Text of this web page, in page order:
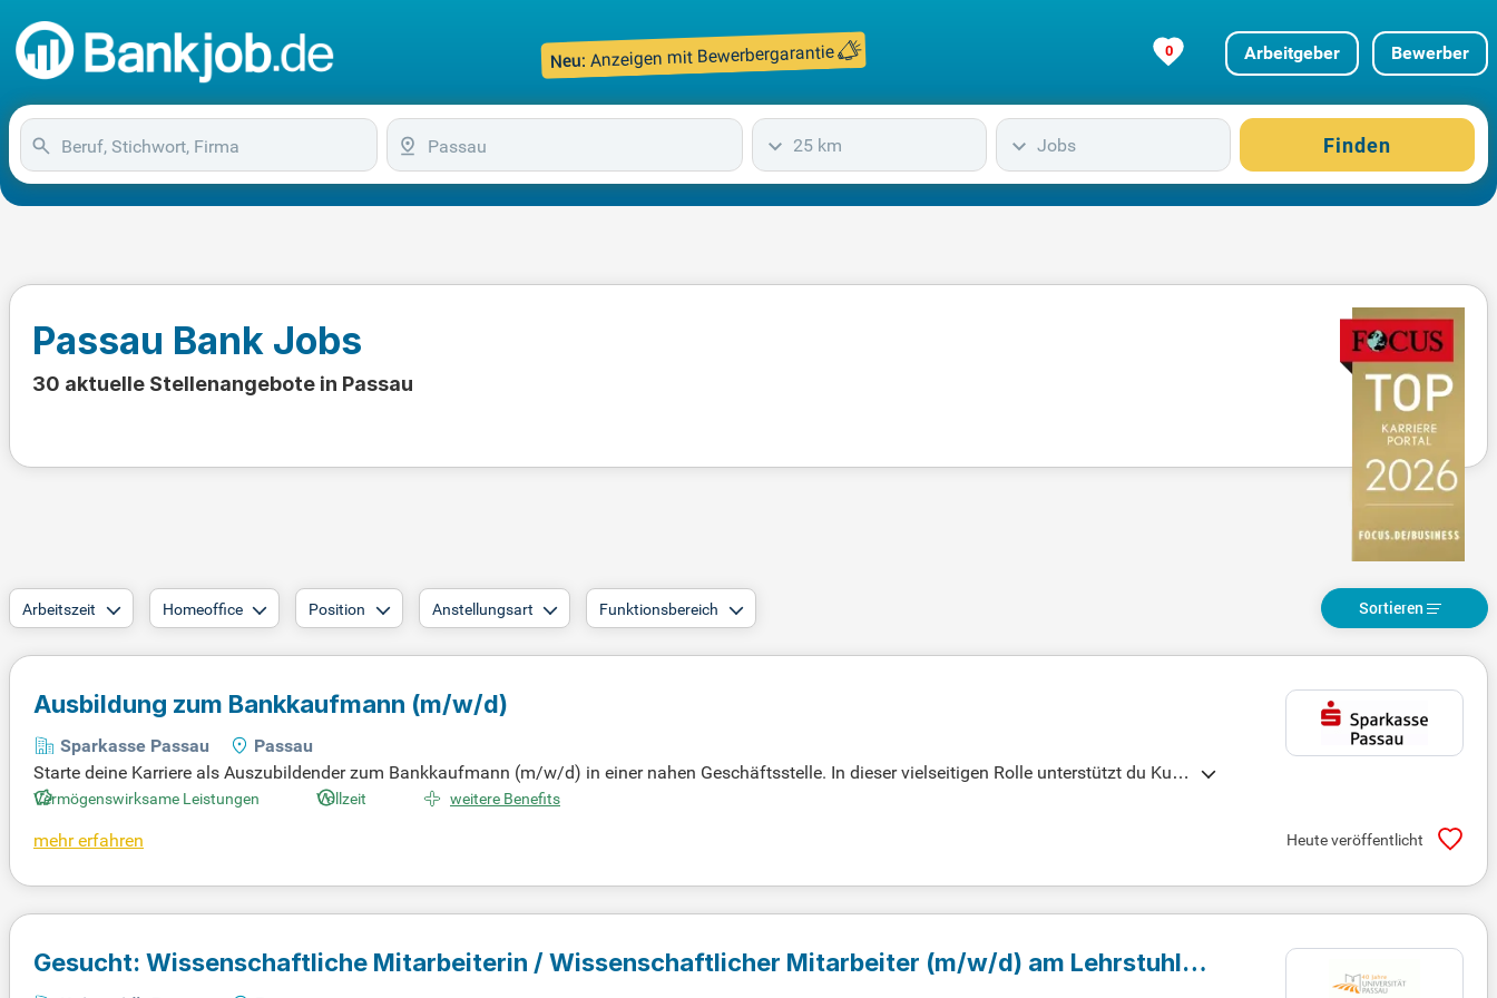
Neu: Anzeigen mit Bewerbergarantie 0 Arbeitgeber Bewerber
25 km Jobs Finden
Passau Bank Jobs
30 aktuelle Stellenangebote in Passau
Arbeitszeit Homeoffice Position Anstellungsart Funktionsbereich Sortieren
Ausbildung zum Bankkaufmann (m/w/d)
Sparkasse Passau
Passau
Starte deine Karriere als Auszubildender zum Bankkaufmann (m/w/d) in einer nahen Geschäftsstelle. In dieser vielseitigen Rolle unterstützt du Kun
den bei Girokonto-Anfragen und digitalen Services wie Online-Banking. Deine Beratung erstreckt sich auf Anlagemöglichkeiten und Finanzierungsm
von Sicherheiten und das Management von Kreditrisiken eingebunden. Gewinne wertvolle Einblicke in verschiedene Fachbereiche wie Firmenkunde
Vermögenswirksame Leistungen Vollzeit weitere Benefits
mehr erfahren Heute veröffentlicht
Gesucht: Wissenschaftliche Mitarbeiterin / Wissenschaftlicher Mitarbeiter (m/w/d) am Lehrstuhl
für Betriebswirtschaftslehre mit Schwerpunkt Management, Personal und Information